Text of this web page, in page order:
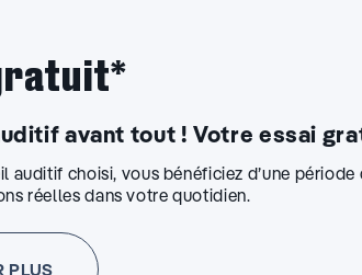
avant tout ! Votre essai
auditif choisi, vous bénéficiez d’une
réelles dans votre quotidien.
PLUS